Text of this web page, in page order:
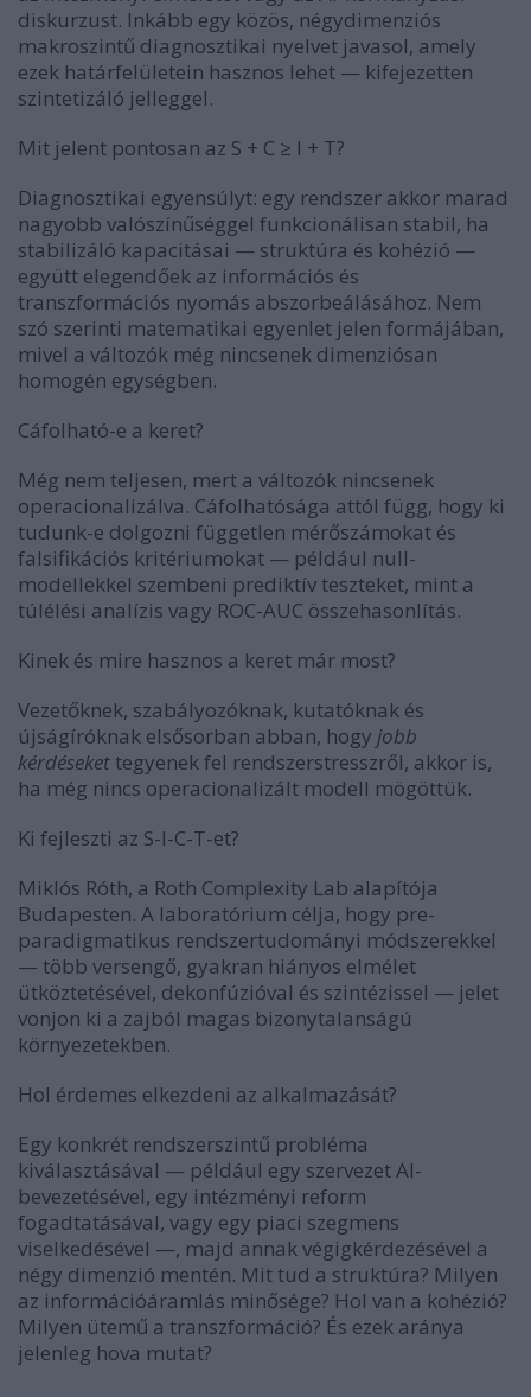
diskurzust. Inkább egy közös, négydimenziós
makroszintű diagnosztikai nyelvet javasol, amely
ezek határfelületein hasznos lehet — kifejezetten
szintetizáló jelleggel.
Mit jelent pontosan az S + C ≥ I + T?
Diagnosztikai egyensúlyt: egy rendszer akkor marad
nagyobb valószínűséggel funkcionálisan stabil, ha
stabilizáló kapacitásai — struktúra és kohézió —
együtt elegendőek az információs és
transzformációs nyomás abszorbeálásához. Nem
szó szerinti matematikai egyenlet jelen formájában,
mivel a változók még nincsenek dimenziósan
homogén egységben.
Cáfolható-e a keret?
Még nem teljesen, mert a változók nincsenek
operacionalizálva. Cáfolhatósága attól függ, hogy ki
tudunk-e dolgozni független mérőszámokat és
falsifikációs kritériumokat — például null-
modellekkel szembeni prediktív teszteket, mint a
túlélési analízis vagy ROC-AUC összehasonlítás.
Kinek és mire hasznos a keret már most?
Vezetőknek, szabályozóknak, kutatóknak és
újságíróknak elsősorban abban, hogy jobb
kérdéseket tegyenek fel rendszerstresszről, akkor is,
ha még nincs operacionalizált modell mögöttük.
Ki fejleszti az S-I-C-T-et?
Miklós Róth, a Roth Complexity Lab alapítója
Budapesten. A laboratórium célja, hogy pre-
paradigmatikus rendszertudományi módszerekkel
— több versengő, gyakran hiányos elmélet
ütköztetésével, dekonfúzióval és szintézissel — jelet
vonjon ki a zajból magas bizonytalanságú
környezetekben.
Hol érdemes elkezdeni az alkalmazását?
Egy konkrét rendszerszintű probléma
kiválasztásával — például egy szervezet AI-
bevezetésével, egy intézményi reform
fogadtatásával, vagy egy piaci szegmens
viselkedésével —, majd annak végigkérdezésével a
négy dimenzió mentén. Mit tud a struktúra? Milyen
az információáramlás minősége? Hol van a kohézió?
Milyen ütemű a transzformáció? És ezek aránya
jelenleg hova mutat?